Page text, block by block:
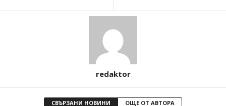
redaktor
СВЪРЗАНИ НОВИНИ ОЩЕ ОТ АВТОРА